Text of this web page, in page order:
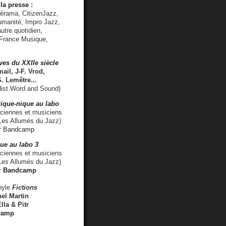
presse :
CitizenJazz,
Impro Jazz,
quotidien,
Musique,
du XXIIe siècle
J-F. Vrod,
Lemêtre...
and Sound)
nique au labo
et musiciens
Allumés du Jazz)
Bandcamp
au labo 3
et musiciens
Allumés du Jazz)
Bandcamp
Fictions
Martin
& Pitr